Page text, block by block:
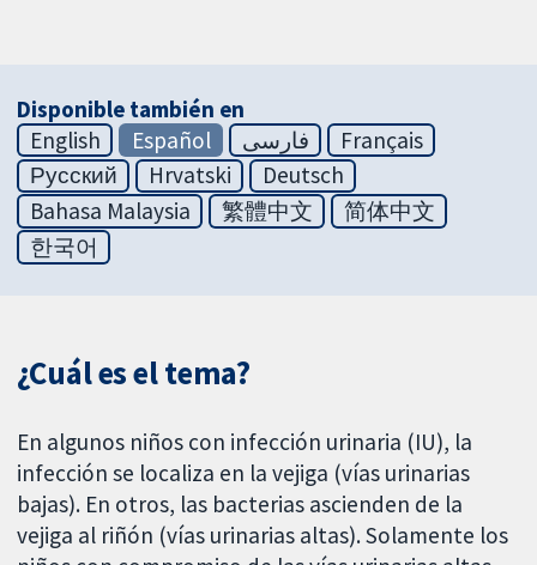
Disponible también en
English
Español فارسی
Français
Русский
Hrvatski
Deutsch
Bahasa Malaysia
繁體中文
简体中文
한국어
¿Cuál es el tema?
En algunos niños con infección urinaria (IU), la
infección se localiza en la vejiga (vías urinarias
bajas). En otros, las bacterias ascienden de la
vejiga al riñón (vías urinarias altas). Solamente los